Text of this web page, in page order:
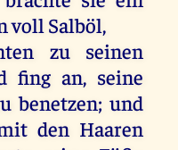
voll Salböl,
zu
seinen
fing an, seine
benetzen;und
den Haaren